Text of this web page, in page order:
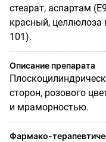
стеарат, аспартам
красный,
101).
Описание препарата
сторон, розового
и мраморностью.
Фармако-